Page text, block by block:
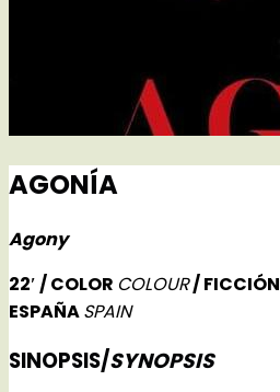
AGONÍA
Agony
22′ / COLOR COLOUR/ FICCIÓN
ESPAÑASPAIN
SINOPSIS/SYNOPSIS